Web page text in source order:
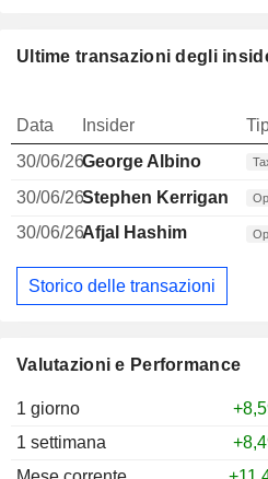
Valutazioni e Performance
1 giorno
1 settimana
Ultime transazioni degli
Data Insider
30/06/26George Albino
30/06/26Stephen Kerrigan
30/06/26Afjal Hashim
Storico delle transazioni